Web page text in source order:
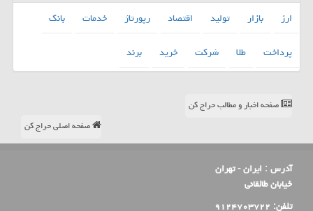
ارز بازار تولید اقتصاد رپورتاژ خدمات
بانك
پرداخت
طلا شركت خرید برند
صفحه اخبار و مطالب حراج کن
صفحه اصلی حراج کن
آدرس : ایران - تهران
خیابان طالقانی
تلفن: ۹۱۲۴۷۰۳۷۲۲